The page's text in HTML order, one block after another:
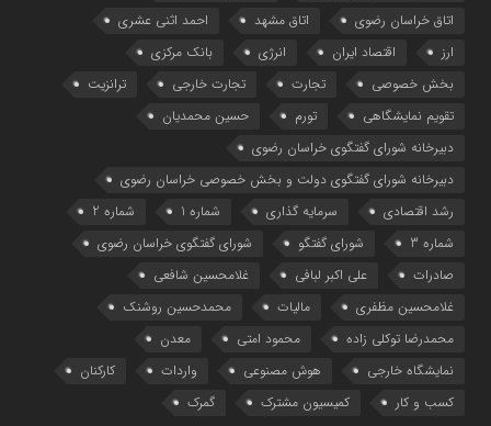
اتاق خراسان رضوی
اتاق مشهد
احمد اثنی عشری
ارز
اقتصاد ایران انرژی
بانک مرکزی
بخش خصوصی
تجارت تجارت خارجی
ترانزیت
تقویم نمایشگاهی
تورم
حسین محمدیان
دبیرخانه شورای گفتگوی خراسان رضوی
دبیرخانه شورای گفتگوی دولت و بخش خصوصی خراسان رضوی
رشد اقتصادی
سرمایه گذاری شماره 1
شماره 2
شماره 3
شورای گفتگو
شورای گفتگوی خراسان رضوی
صادرات
علی اکبر لبافی
غلامحسین شافعی
غلامحسین مظفری
مالیات
محمدحسین روشنک
محمدرضا توکلی زاده
محمود امتی
معدن
نمایشگاه خارجی
هوش مصنوعی واردات
کارکنان
کسب و کار
کمیسیون مشترک گمرک